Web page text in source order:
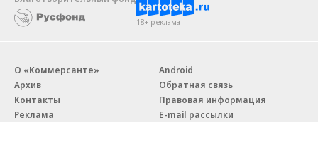
18+ реклама
О «Коммерсанте»
Архив
Контакты
Реклама
Android
Обратная связь
Правовая информация
E-mail рассылки